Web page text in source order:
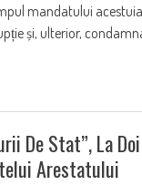
mandatului
și, ulterior,
De Stat”, La
Arestatului